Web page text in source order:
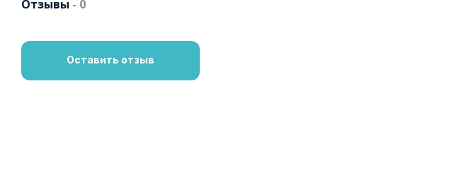
Отзывы - 0
Оставить отзыв